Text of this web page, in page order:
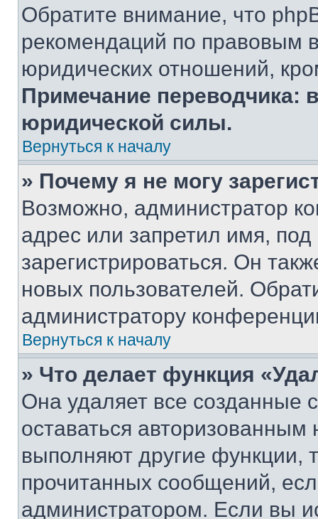
Обратите внимание, что
рекомендаций по правовым
юридических отношений,
Примечание переводчика:
юридической силы.
Вернуться к началу
» Почему я не могу
Возможно, администратор
адрес или запретил имя,
зарегистрироваться. Он
новых пользователей.
администратору
Вернуться к началу
» Что делает функция
Она удаляет все созданные
оставаться
выполняют другие функции,
прочитанных сообщений,
администратором. Если вы